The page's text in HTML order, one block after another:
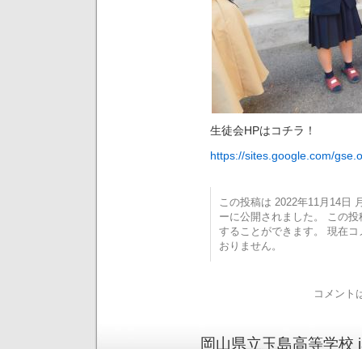
生徒会HPはコチラ！
https://sites.google.com/
この投稿は 2022年11月14日
ーに公開されました。 この
することができます。 現在
おりません。
コメント
岡山県立玉島高等学